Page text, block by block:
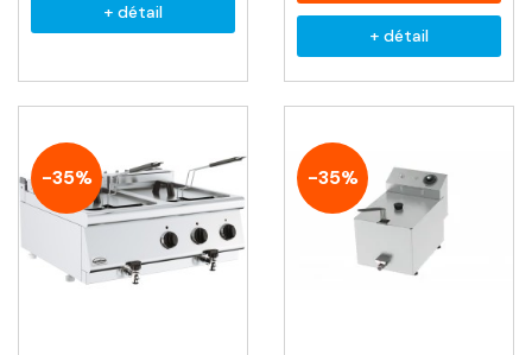
+ détail
+ détail
-35% -35%